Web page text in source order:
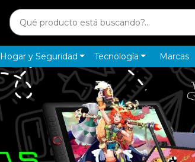
Hogar y Seguridad Tecnología Marcas